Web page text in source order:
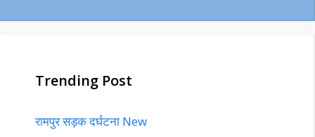
Trending Post
रामपुर सड़क दर्घटना New